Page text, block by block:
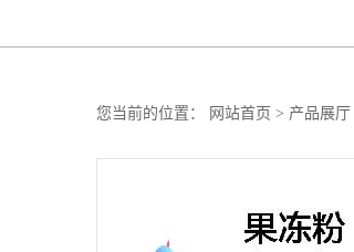
您当前的位置： 网站首页 > 产品展厅